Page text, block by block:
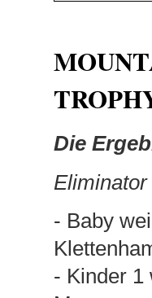
Die
- Baby
- Kinder 1